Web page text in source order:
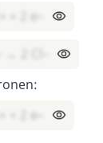
+ 2 e–
→ 2 Cl–
+ 2 e–